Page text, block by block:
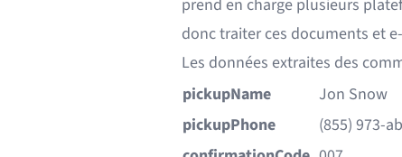
prend en charge plusieurs
donc traiter ces documents et
Les données extraites des
pickupName
Jon Snow
pickupPhone
(855) 973-